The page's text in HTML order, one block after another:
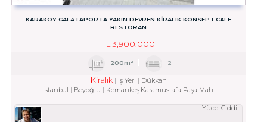
KARAKÖY GALATAPORTA YAKIN DEVREN KİRALIK KONSEPT CAFE
RESTORAN
TL 3,900,000
200m² 2
Kiralık İş Yeri
Dükkan
İstanbul
Beyoğlu Kemankeş Karamustafa Paşa Mah.
Yücel Ciddi